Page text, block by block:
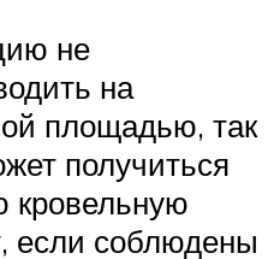
не
на
площадью, так
получиться
кровельную
если соблюдены